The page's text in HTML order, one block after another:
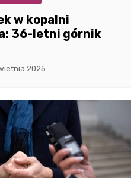
w kopalni
36-letni górnik
2025